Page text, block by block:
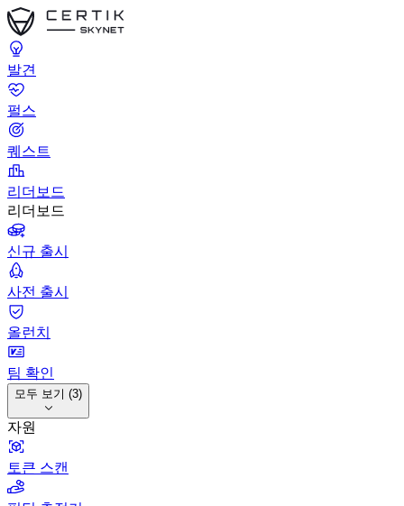
발견
펄스
퀘스트
리더보드
리더보드
신규 출시
사전 출시
올런치
팀 확인
모두 보기 (3)
자원
토큰 스캔